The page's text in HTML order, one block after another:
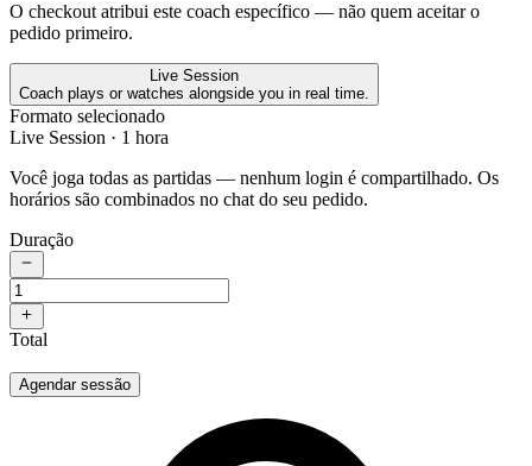
O checkout atribui este coach específico — não quem aceitar o
pedido primeiro.
Live Session
Coach plays or watches alongside you in real time.
Formato selecionado
Live Session · 1 hora
Você joga todas as partidas — nenhum login é compartilhado. Os
horários são combinados no chat do seu pedido.
Duração
Total
Agendar sessão